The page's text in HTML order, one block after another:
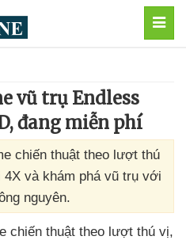
vũ trụ Endless
đang miễn phí
chiến thuật theo lượt thú
4X và khám phá vũ trụ với
nguyên.
chiến thuật theo lượt thú vị,